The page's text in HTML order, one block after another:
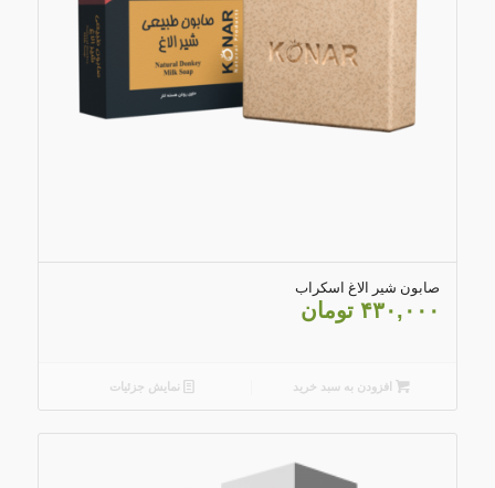
4.67
صابون شیر الاغ اسکراب
۴۳۰,۰۰۰ تومان
افزودن به سبد خرید نمایش جزئیات